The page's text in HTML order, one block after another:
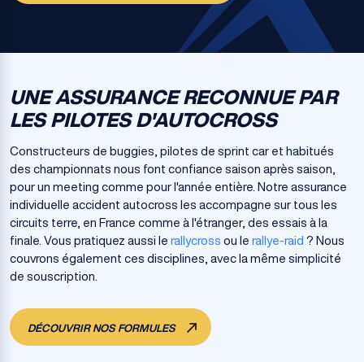
UNE ASSURANCE RECONNUE PAR
LES PILOTES D'AUTOCROSS
Constructeurs de buggies, pilotes de sprint car et habitués
des championnats nous font confiance saison après saison,
pour un meeting comme pour l'année entière. Notre assurance
individuelle accident autocross les accompagne sur tous les
circuits terre, en France comme à l'étranger, des essais à la
finale. Vous pratiquez aussi le rallycross ou le rallye-raid ? Nous
couvrons également ces disciplines, avec la même simplicité
de souscription.
DÉCOUVRIR NOS FORMULES